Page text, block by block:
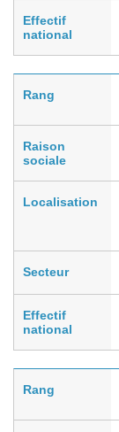
Effectif
national
Rang
Raison
sociale
Localisation
Secteur
Effectif
national
Rang